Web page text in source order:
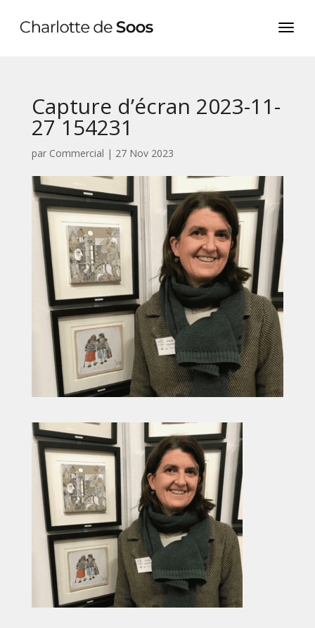
Capture d’écran 2023-11-
27 154231
par Commercial | 27 Nov 2023